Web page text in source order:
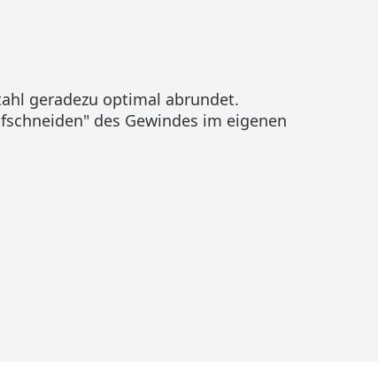
geradezu optimal abrundet.
des Gewindes im eigenen